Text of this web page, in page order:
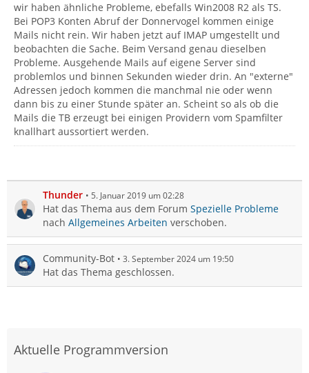
wir haben ähnliche Probleme, ebefalls Win2008 R2 als TS.
Bei POP3 Konten Abruf der Donnervogel kommen einige
Mails nicht rein. Wir haben jetzt auf IMAP umgestellt und
beobachten die Sache. Beim Versand genau dieselben
Probleme. Ausgehende Mails auf eigene Server sind
problemlos und binnen Sekunden wieder drin. An "externe"
Adressen jedoch kommen die manchmal nie oder wenn
dann bis zu einer Stunde später an. Scheint so als ob die
Mails die TB erzeugt bei einigen Providern vom Spamfilter
knallhart aussortiert werden.
Thunder 5. Januar 2019 um 02:28
Hat das Thema aus dem Forum Spezielle Probleme
nach Allgemeines Arbeiten verschoben.
Community-Bot 3. September 2024 um 19:50
Hat das Thema geschlossen.
Aktuelle Programmversion